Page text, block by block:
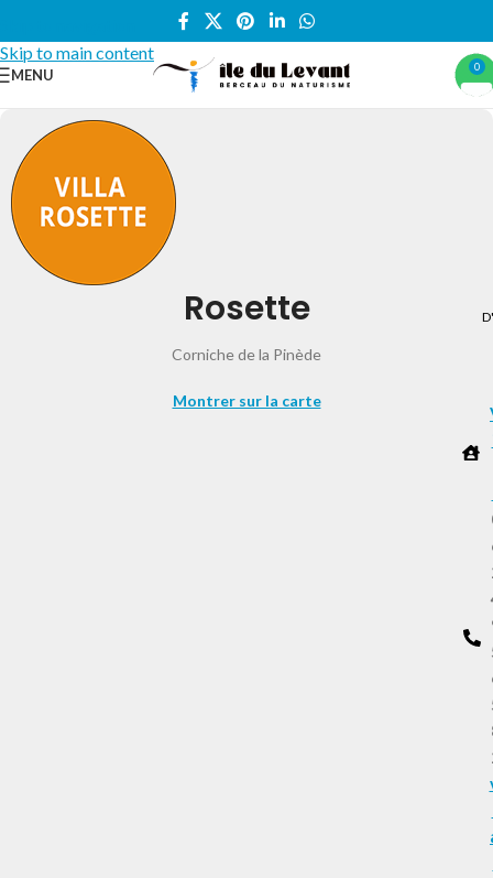
Skip to main content
MENU 0
Rosette
Corniche de la Pinède
Montrer sur la carte